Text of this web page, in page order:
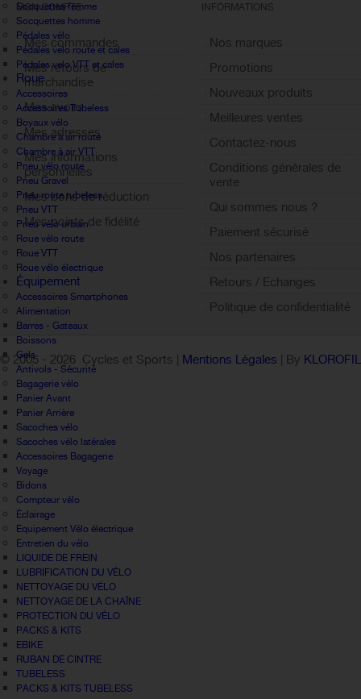
Socquettes femme
Socquettes homme
Pédales vélo
Pédales velo route et cales
Pédales velo VTT et cales
Roue
Accessoires
Accessoires Tubeless
Boyaux vélo
Chambre à air route
Chambre à air VTT
Pneu vélo route
Pneu Gravel
Pneu route tubeless
Pneu VTT
Pneu vélo urbain
Roue vélo route
Roue VTT
Roue vélo électrique
Équipement
Accessoires Smartphones
Alimentation
Barres - Gateaux
Boissons
Gels
Antivols - Sécurité
Bagagerie vélo
Panier Avant
Panier Arrière
Sacoches vélo
Sacoches vélo latérales
Accessoires Bagagerie
Voyage
Bidons
Compteur vélo
Éclairage
Equipement Vélo électrique
Entretien du vélo
LIQUIDE DE FREIN
LUBRIFICATION DU VÉLO
NETTOYAGE DU VÉLO
NETTOYAGE DE LA CHAÎNE
PROTECTION DU VÉLO
PACKS & KITS
EBIKE
RUBAN DE CINTRE
TUBELESS
PACKS & KITS TUBELESS
MON COMPTE
Mes commandes
Mes retours de
marchandise
Mes avoirs
Mes adresses
Mes informations
personnelles
Mes bons de réduction
Mes points de fidélité
Sign out
INFORMATIONS
Nos marques
Promotions
Nouveaux produits
Meilleures ventes
Contactez-nous
Conditions générales de
vente
Qui sommes nous ?
Paiement sécurisé
Nos partenaires
Retours / Echanges
Politique de confidentialité
© 2005 - 2026 Cycles et Sports | Mentions Légales | By